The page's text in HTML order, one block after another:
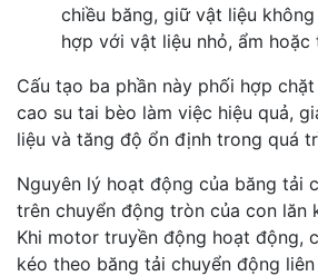
chiều băng, giữ vật liệu
hợp với vật liệu nhỏ, ẩm
Cấu tạo ba phần này phối hợp
cao su tai bèo làm việc hiệu quả,
liệu và tăng độ ổn định trong quá
Nguyên lý hoạt động của băng tải
trên chuyển động tròn của con lăn
Khi motor truyền động hoạt động,
kéo theo băng tải chuyển động